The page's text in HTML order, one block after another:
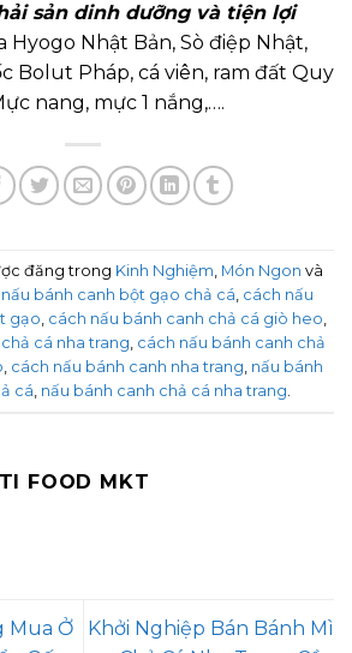
sản dinh dưỡng và tiện lợi
Hyogo Nhật Bản, Sò điệp Nhật,
Bolut Pháp, cá viên, ram đất Quy
nang, mực 1 nắng,….
đăng trong Kinh Nghiệm Món Ngon và
bánh canh bột gạo chả cá cách nấu
gạo cách nấu bánh canh chả cá giò heo
cá nha trang cách nấu bánh canh chả
cách nấu bánh canh nha trang nấu bánh
cá nấu bánh canh chả cá nha trang
FOOD MKT
Mua Ở
Khởi Nghiệp Bán Bánh Mì